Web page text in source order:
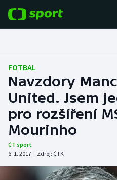
Fotbal
Hokej
Tenis
Atletika
FOTBAL
Navzdory
United. Jsem
pro rozšíření
Mourinho
ČT sport
6. 1. 2017 | Zdroj: ČTK